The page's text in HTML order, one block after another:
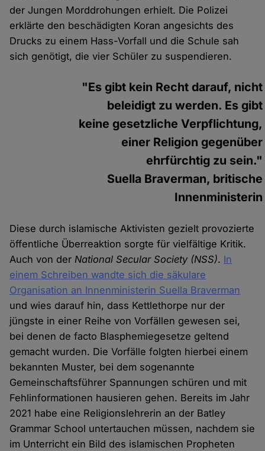
der Jungen Morddrohungen erhielt. Die Polizei
erklärte den beschädigten Koran angesichts des
Drucks zu einem Hass-Vorfall und die Schule sah
sich genötigt, die vier Schüler zu suspendieren.
"Es gibt kein Recht darauf, nicht
beleidigt zu werden. Es gibt
keine gesetzliche Verpflichtung,
einer Religion gegenüber
ehrfürchtig zu sein."
Suella Braverman, britische
Innenministerin
Diese durch islamische Aktivisten gezielt provozierte
öffentliche Überreaktion sorgte für vielfältige Kritik.
Auch von derNational Secular Society (NSS). In
einem Schreiben wandte sich die säkulare
Organisation an Innenministerin Suella Braverman
und wies darauf hin, dass Kettlethorpe nur der
jüngste in einer Reihe von Vorfällen gewesen sei,
bei denen de facto Blasphemiegesetze geltend
gemacht wurden. Die Vorfälle folgten hierbei einem
bekannten Muster, bei dem sogenannte
Gemeinschaftsführer Spannungen schüren und mit
Fehlinformationen hausieren gehen. Bereits im Jahr
2021 habe eine Religionslehrerin an der Batley
Grammar School untertauchen müssen, nachdem sie
im Unterricht ein Bild des islamischen Propheten